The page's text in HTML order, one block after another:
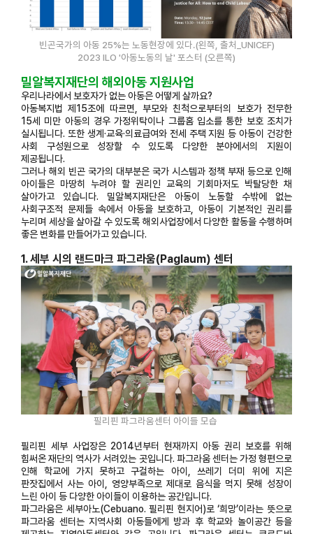
빈곤국가의 아동 25%는 노동현장에 있다.(왼쪽, 출처_ UNICEF)
2023 ILO '아동노동의 날' 포스터 (오른쪽)
밀알복지재단의 해외아동 지원사업
우리나라에서 보호자가 없는 아동은 어떻게 살까요?
아동복지법 제15조에 따르면, 부모와 친척으로부터의 보호가 전무한
15세 미만 아동의 경우 가정위탁이나 그룹홈 입소를 통한 보호 조치가
실시됩니다. 또한 생계·교육·의료급여와 전세 주택 지원 등 아동이 건강한
사회 구성원으로 성장할 수 있도록 다양한 분야에서의 지원이
제공됩니다.
그러나 해외 빈곤 국가의 대부분은 국가 시스템과 정책 부재 등으로 인해
아이들은 마땅히 누려야 할 권리인 교육의 기회마저도 박탈당한 채
살아가고 있습니다. 밀알복지재단은 아동이 노동할 수밖에 없는
사회구조적 문제들 속에서 아동을 보호하고, 아동이 기본적인 권리를
누리며 세상을 살아갈 수 있도록 해외사업장에서 다양한 활동을 수행하며
좋은 변화를 만들어가고 있습니다.
1. 세부 시의 랜드마크 파그라움(Paglaum) 센터
필리핀 파그라움센터 아이들 모습
필리핀 세부 사업장은 2014년부터 현재까지 아동 권리 보호를 위해
힘써온 재단의 역사가 서려있는 곳입니다. 파그라움 센터는 가정 형편으로
인해 학교에 가지 못하고 구걸하는 아이, 쓰레기 더미 위에 지은
판잣집에서 사는 아이, 영양부족으로 제대로 음식을 먹지 못해 성장이
느린 아이 등 다양한 아이들이 이용하는 공간입니다.
파그라움은 세부아노(Cebuano. 필리핀 현지어)로 ‘희망’이라는 뜻으로
파그라움 센터는 지역사회 아동들에게 방과 후 학교와 놀이공간 등을